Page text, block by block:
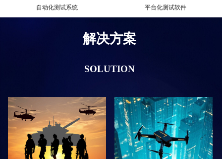
自动化测试系统 平台化测试软件
SOLUTION
解决方案